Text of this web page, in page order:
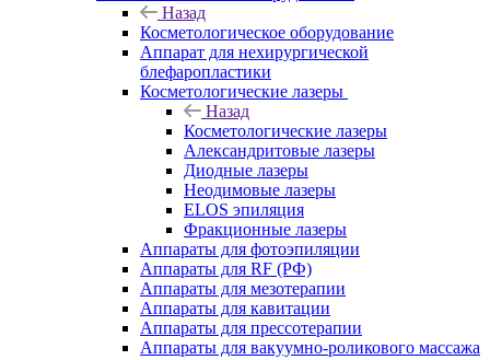
Назад
Косметологическое оборудование
Аппарат для нехирургической
блефаропластики
Косметологические лазеры
Назад
Косметологические лазеры
Александритовые лазеры
Диодные лазеры
Неодимовые лазеры
ELOS эпиляция
Фракционные лазеры
Аппараты для фотоэпиляции
Аппараты для RF (РФ)
Аппараты для мезотерапии
Аппараты для кавитации
Аппараты для прессотерапии
Аппараты для вакуумно-роликового массажа